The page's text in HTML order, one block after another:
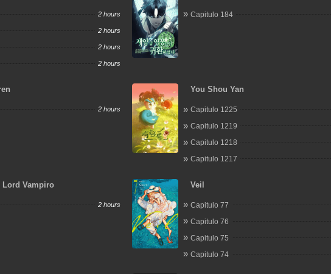
2 hours
2 hours
2 hours
2 hours
Capitulo 184
2 hours
You Shou Yan
Capitulo 1225
Capitulo 1219
Capitulo 1218
Capitulo 1217
Vampiro
2 hours
Veil
Capitulo 77
Capitulo 76
Capitulo 75
Capitulo 74